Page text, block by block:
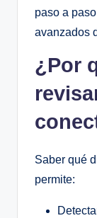
paso a
avanzados
¿Por
Saber qué
permite: